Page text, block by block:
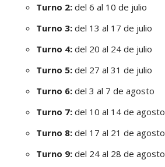
Turno 2: del 6 al 10 de julio
Turno 3: del 13 al 17 de julio
Turno 4: del 20 al 24 de julio
Turno 5: del 27 al 31 de julio
Turno 6: del 3 al 7 de agosto
Turno 7: del 10 al 14 de agosto
Turno 8: del 17 al 21 de agosto
Turno 9: del 24 al 28 de agosto